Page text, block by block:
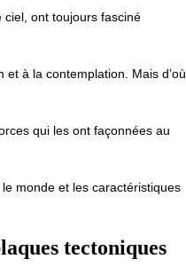
ciel, ont toujours fasciné
et à la contemplation. Mais d’où
qui les ont façonnées au
monde et les caractéristiques
tectoniques